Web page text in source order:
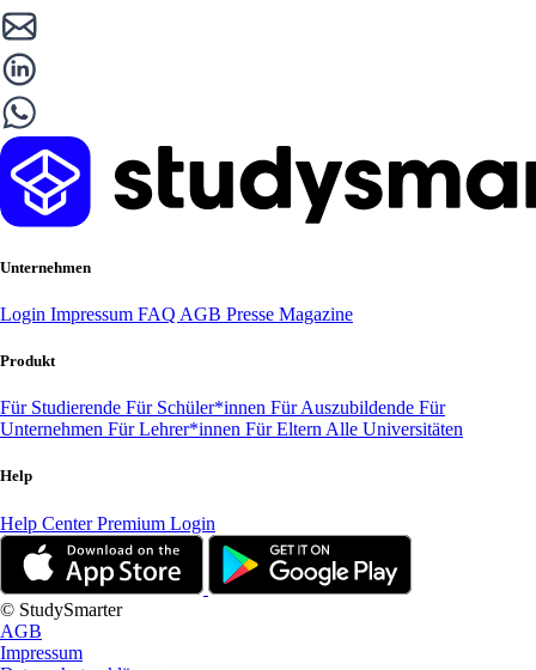
Unternehmen
Login Impressum FAQ AGB Presse Magazine
Produkt
Für Studierende Für Schüler*innen Für Auszubildende Für
Unternehmen Für Lehrer*innen Für Eltern Alle Universitäten
Help
Help CenterPremium Login
© StudySmarter
AGB
Impressum